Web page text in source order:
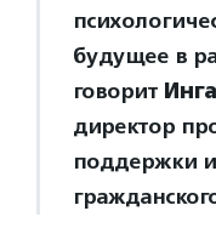
будущее в
говорит
директор
поддержки